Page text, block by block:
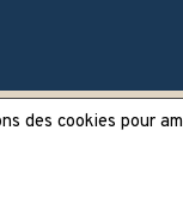
des cookies pour